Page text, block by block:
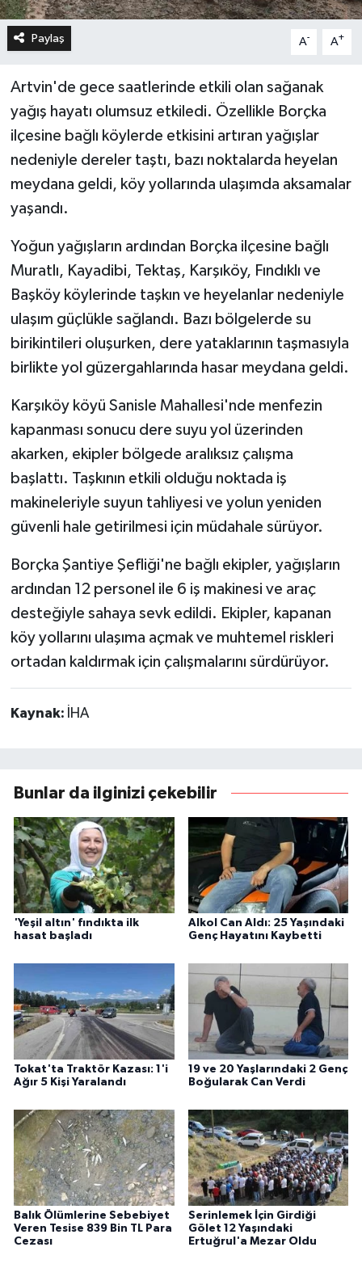
Paylaş A- A+
Artvin'de gece saatlerinde etkili olan sağanak
yağış hayatı olumsuz etkiledi. Özellikle Borçka
ilçesine bağlı köylerde etkisini artıran yağışlar
nedeniyle dereler taştı, bazı noktalarda heyelan
meydana geldi, köy yollarında ulaşımda aksamalar
yaşandı.
Yoğun yağışların ardından Borçka ilçesine bağlı
Muratlı, Kayadibi, Tektaş, Karşıköy, Fındıklı ve
Başköy köylerinde taşkın ve heyelanlar nedeniyle
ulaşım güçlükle sağlandı. Bazı bölgelerde su
birikintileri oluşurken, dere yataklarının taşmasıyla
birlikte yol güzergahlarında hasar meydana geldi.
Karşıköy köyü Sanisle Mahallesi'nde menfezin
kapanması sonucu dere suyu yol üzerinden
akarken, ekipler bölgede aralıksız çalışma
başlattı. Taşkının etkili olduğu noktada iş
makineleriyle suyun tahliyesi ve yolun yeniden
güvenli hale getirilmesi için müdahale sürüyor.
Borçka Şantiye Şefliği'ne bağlı ekipler, yağışların
ardından 12 personel ile 6 iş makinesi ve araç
desteğiyle sahaya sevk edildi. Ekipler, kapanan
köy yollarını ulaşıma açmak ve muhtemel riskleri
ortadan kaldırmak için çalışmalarını sürdürüyor.
Kaynak: İHA
Bunlar da ilginizi çekebilir
'Yeşil altın' fındıkta ilk
hasat başladı
Alkol Can Aldı: 25 Yaşındaki
Genç Hayatını Kaybetti
Tokat'ta Traktör Kazası: 1'i
Ağır 5 Kişi Yaralandı
19 ve 20 Yaşlarındaki 2 Genç
Boğularak Can Verdi
Balık Ölümlerine Sebebiyet
Veren Tesise 839 Bin TL Para
Cezası
Serinlemek İçin Girdiği
Gölet 12 Yaşındaki
Ertuğrul'a Mezar Oldu